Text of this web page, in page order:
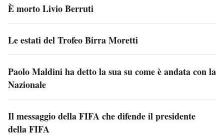
È morto Livio Berruti
Le estati del Trofeo Birra Moretti
Paolo Maldini ha detto la sua su come è andata con la
Nazionale
Il messaggio della FIFA che difende il presidente
della FIFA